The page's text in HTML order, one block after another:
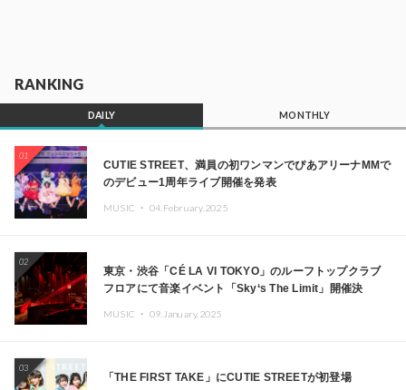
RANKING
DAILY MONTHLY
01
CUTIE STREET、満員の初ワンマンでぴあアリーナMMで
のデビュー1周年ライブ開催を発表
MUSIC ・ 04.February.2025
02
東京・渋谷「CÉ LA VI TOKYO」のルーフトップクラブ
フロアにて音楽イベント「Sky‘s The Limit」開催決
Kza（FORCE OF NATURE）ら日本を代表するDJ・クリ
MUSIC ・ 09.January.2025
03
「THE FIRST TAKE」にCUTIE STREETが初登場